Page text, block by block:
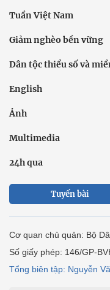
Tuần Việt Nam
Giảm nghèo bền vững
Dân tộc thiểu số và
English
Ảnh
Multimedia
24h qua
Tuyến bài
Cơ quan chủ quản: Bộ
Số giấy phép: 146/GP-
Tổng biên tập: Nguyễn